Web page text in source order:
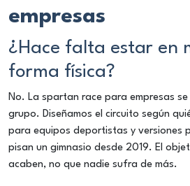
empresas
¿Hace falta estar en
forma física?
No. La spartan race para empresas
grupo. Diseñamos el circuito según
para equipos deportistas y versiones
pisan un gimnasio desde 2019. El
acaben, no que nadie sufra de más.